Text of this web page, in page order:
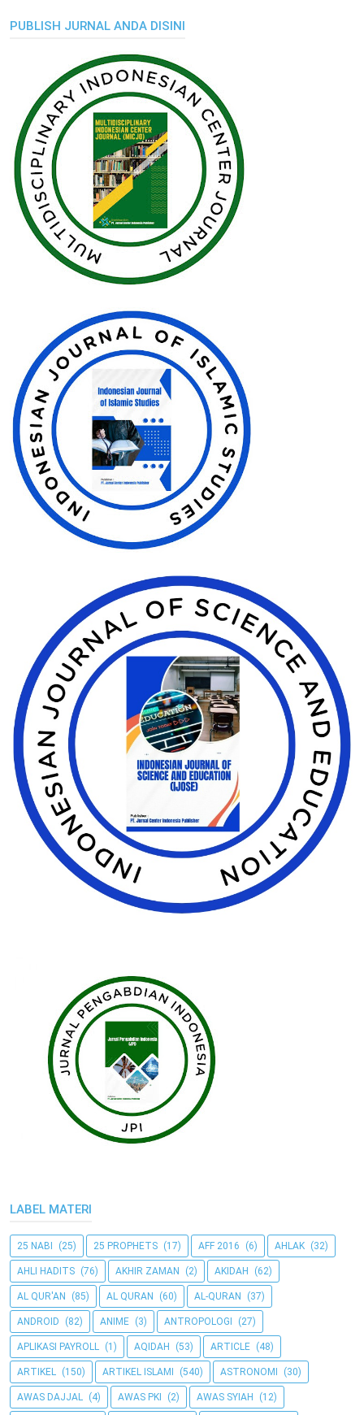
PUBLISH JURNAL ANDA DISINI
LABEL MATERI
25 NABI (25) 25 PROPHETS (17) AFF 2016 (6) AHLAK (32)
AHLI HADITS (76) AKHIR ZAMAN (2) AKIDAH (62)
AL QUR'AN (85) AL QURAN (60) AL-QURAN (37)
ANDROID (82) ANIME (3) ANTROPOLOGI (27)
APLIKASI PAYROLL (1) AQIDAH (53) ARTICLE (48)
ARTIKEL (150) ARTIKEL ISLAMI (540) ASTRONOMI (30)
AWAS DAJJAL (4) AWAS PKI (2) AWAS SYIAH (12)